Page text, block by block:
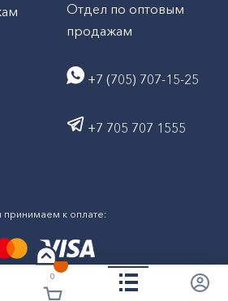
0
Отдел по оптовым
продажам
+7 (705) 707-15-25
+7 705 707 1555
к оплате:
ТД "Империал" 2020- 2026